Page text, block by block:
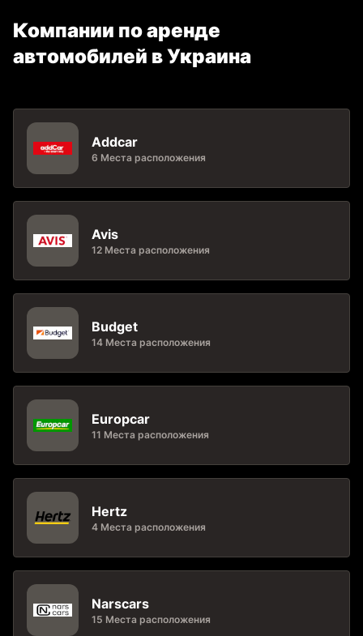
Компании по аренде
автомобилей в Украина
Addcar
6 Места расположения
Avis
12 Места расположения
Budget
14 Места расположения
Europcar
11 Места расположения
Hertz
4 Места расположения
Narscars
15 Места расположения